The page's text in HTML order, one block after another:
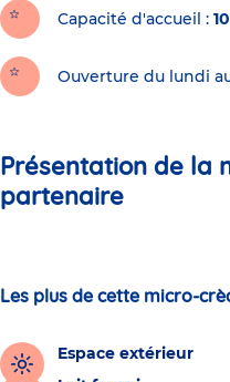
Capacité d'accueil 10
Ouverture du lundi
Présentation de la
partenaire
Les plus de cette micro-
Espace extérieur